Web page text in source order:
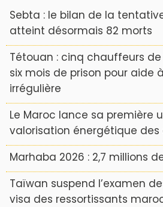
Sebta : le bilan de la
atteint désormais 82 morts
Tétouan : cinq chauffeurs
six mois de prison pour aide
irrégulière
Le Maroc lance sa première
valorisation énergétique
Marhaba 2026 : 2,7 millions
Taïwan suspend l’examen
visa des ressortissants